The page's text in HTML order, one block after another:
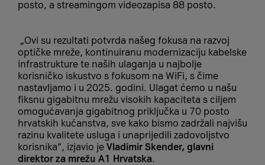
posto, a streamingom videozapisa 88 posto.
„Ovi su rezultati potvrda našeg fokusa na razvoj
optičke mreže, kontinuiranu modernizaciju kabelske
infrastrukture te naših ulaganja u najbolje
korisničko iskustvo s fokusom na WiFi, s čime
nastavljamo i u 2025. godini. Ulagat ćemo u našu
fiksnu gigabitnu mrežu visokih kapaciteta s ciljem
omogućavanja gigabitnog priključka u 70 posto
hrvatskih kućanstva, sve kako bismo zadržali najvišu
razinu kvalitete usluga i unaprijedili zadovoljstvo
korisnika“, izjavio je Vladimir Skender, glavni
direktor za mrežu A1 Hrvatska.